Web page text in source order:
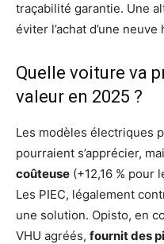
traçabilité garantie. Une
éviter l’achat d’une
Quelle voiture va
valeur en 2025 ?
Les modèles électriques
pourraient s’apprécier,
coûteuse (+12,16 % pour
Les PIEC, légalement
une solution. Opisto, en
VHU agréés, fournit des